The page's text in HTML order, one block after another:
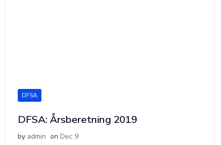
DFSA
DFSA: Årsberetning 2019
by admin on Dec 9